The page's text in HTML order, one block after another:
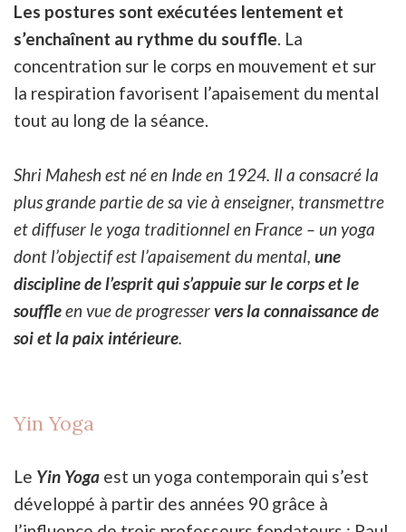
Les postures sont exécutées lentement et
s’enchaînent au rythme du souffle. La
concentration sur le corps en mouvement et sur
la respiration favorisent l’apaisement du mental
tout au long de la séance.
Shri Mahesh est né en Inde en 1924. Il a consacré la
plus grande partie de sa vie à enseigner, transmettre
et diffuser le yoga traditionnel en France – un yoga
dont l’objectif est l’apaisement du mental, une
discipline de l’esprit qui s’appuie sur le corps et le
souffleen vue de progresservers la connaissance de
soiet la paix intérieure.
Yin Yoga
Le Yin Yoga est un yoga contemporain qui s’est
développé à partir des années 90 grâce à